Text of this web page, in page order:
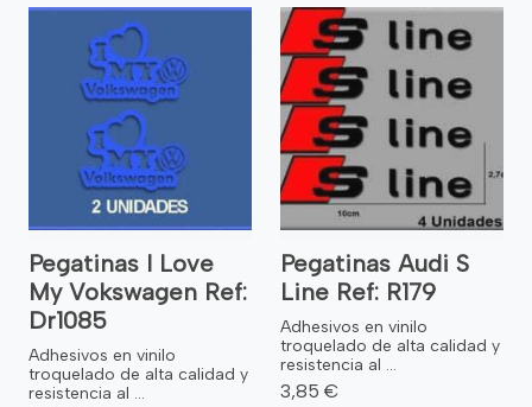
Pegatinas I Love
My Vokswagen Ref:
Dr1085
Adhesivos en vinilo
troquelado de alta calidad y
resistencia al ...
Pegatinas Audi S
Line Ref: R179
Adhesivos en vinilo
troquelado de alta calidad y
resistencia al ...
3,85 €